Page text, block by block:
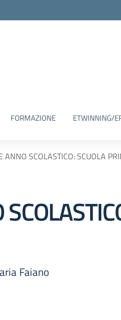
FORMAZIONE ETWINNING/
ANNO SCOLASTICO: SCUOLA
Faiano